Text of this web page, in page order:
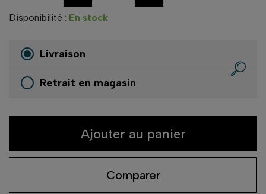
Disponibilité : En stock
Livraison
Retrait en magasin
Ajouter au panier
Comparer